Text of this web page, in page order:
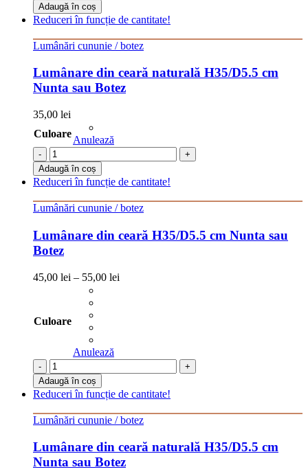
Adaugă în coș
Reduceri în funcție de cantitate!
Lumânări cununie / botez
Lumânare din ceară naturală H35/D5.5 cm
Nunta sau Botez
35,00 lei
Culoare
Anulează
-
+
Adaugă în coș
Reduceri în funcție de cantitate!
Lumânări cununie / botez
Lumânare din ceară H35/D5.5 cm Nunta sau
Botez
45,00 lei – 55,00 lei
Culoare
Anulează
-
+
Adaugă în coș
Reduceri în funcție de cantitate!
Lumânări cununie / botez
Lumânare din ceară naturală H35/D5.5 cm
Nunta sau Botez